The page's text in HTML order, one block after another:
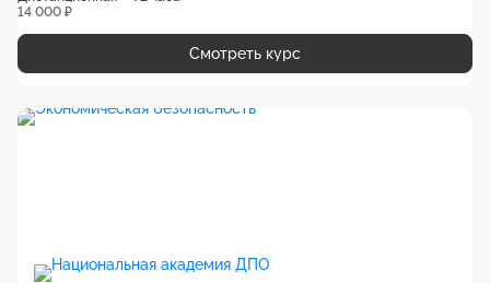
14 000 ₽
Смотреть курс